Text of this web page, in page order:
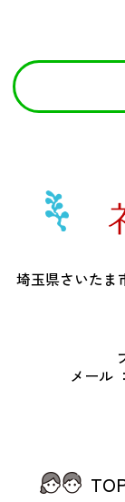
埼玉県さいたま
メール ：